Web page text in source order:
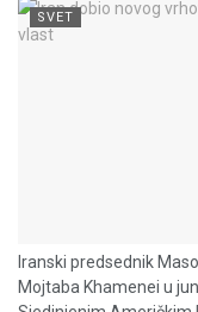
SVET
Iranski predsednik
Mojtaba Khamenei u